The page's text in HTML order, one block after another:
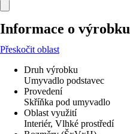
Informace o výrobku
Přeskočit oblast
Druh výrobku
Umyvadlo podstavec
Provedení
Skříňka pod umyvadlo
Oblast využití
Interiér, Vlhké prostředí